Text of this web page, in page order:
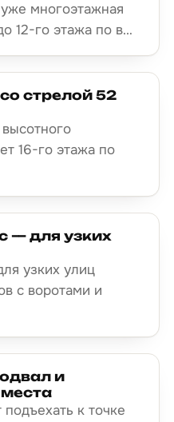
многоэтажная
12-го этажа по в…
стрелой 52
16-го этажа по
— для узких
узких улиц
с воротами и
и
к точке